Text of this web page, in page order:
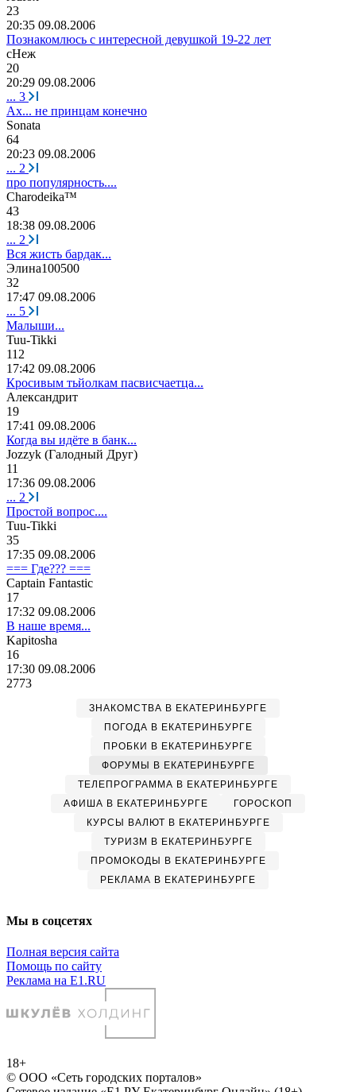
23
20:35 09.08.2006
Познакомлюсь с интересной девушкой 19-22 лет
cHeж
20
20:29 09.08.2006
... 3
Ах... не принцам конечно
Sonatа
64
20:23 09.08.2006
... 2
про популярность....
Charodeika™
43
18:38 09.08.2006
... 2
Вся жисть бардак...
Элина100500
32
17:47 09.08.2006
... 5
Малыши...
Tuu-Tikki
112
17:42 09.08.2006
Кросивым тьйолкам пасвисчаетца...
Aлександрит
19
17:41 09.08.2006
Когда вы идёте в банк...
Jozzyk (Галодный Друг)
11
17:36 09.08.2006
... 2
Простой вопрос....
Tuu-Tikki
35
17:35 09.08.2006
=== Где??? ===
Captain Fantastic
17
17:32 09.08.2006
В наше время...
Kapitosha
16
17:30 09.08.2006
2773
ЗНАКОМСТВА В ЕКАТЕРИНБУРГЕ
ПОГОДА В ЕКАТЕРИНБУРГЕ
ПРОБКИ В ЕКАТЕРИНБУРГЕ
ФОРУМЫ В ЕКАТЕРИНБУРГЕ
ТЕЛЕПРОГРАММА В ЕКАТЕРИНБУРГЕ
АФИША В ЕКАТЕРИНБУРГЕ
ГОРОСКОП
КУРСЫ ВАЛЮТ В ЕКАТЕРИНБУРГЕ
ТУРИЗМ В ЕКАТЕРИНБУРГЕ
ПРОМОКОДЫ В ЕКАТЕРИНБУРГЕ
РЕКЛАМА В ЕКАТЕРИНБУРГЕ
Мы в соцсетях
Полная версия сайта
Помощь по сайту
Реклама на E1.RU
18+
© ООО «Сеть городских порталов»